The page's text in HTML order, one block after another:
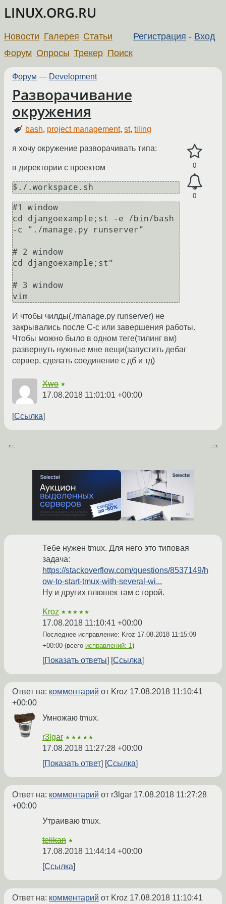
LINUX.ORG.RU
Регистрация - Вход
Новости Галерея Статьи
Форум Опросы Трекер Поиск
Форум — Development
Разворачивание
окружения
bash, project management,st,tiling
0
0
я хочу окружение разворачивать типа:
в директории с проектом
$./.workspace.sh
#1 window
cd djangoexample;st -e /bin/bash
-c "./manage.py runserver"
# 2 window
cd djangoexample;st"
# 3 window
vim
И чтобы чилды(./manage.py runserver) не
закрывались после С-с или завершения работы.
Чтобы можно было в одном теге(тилинг вм)
развернуть нужные мне вещи(запустить дебаг
сервер, сделать соединение с дб и тд)
Xwo ★
17.08.2018 11:01:01 +00:00
Ссылка
← →
Тебе нужен tmux. Для него это типовая
задача:
https://stackoverflow.com/questions/8537149/h
ow-to-start-tmux-with-several-wi...
Ну и других плюшек там с горой.
Kroz ★★★★★
17.08.2018 11:10:41 +00:00
Последнее исправление: Kroz 17.08.2018 11:15:09
+00:00 (всего исправлений: 1)
Показать ответы Ссылка
Ответ на: комментарий от Kroz 17.08.2018 11:10:41
+00:00
Умножаю tmux.
r3lgar ★★★★★
17.08.2018 11:27:28 +00:00
Показать ответ
Ссылка
Ответ на: комментарий от r3lgar 17.08.2018 11:27:28
+00:00
Утраиваю tmux.
telikan ★
17.08.2018 11:44:14 +00:00
Ссылка
Ответ на: комментарий от Kroz 17.08.2018 11:10:41